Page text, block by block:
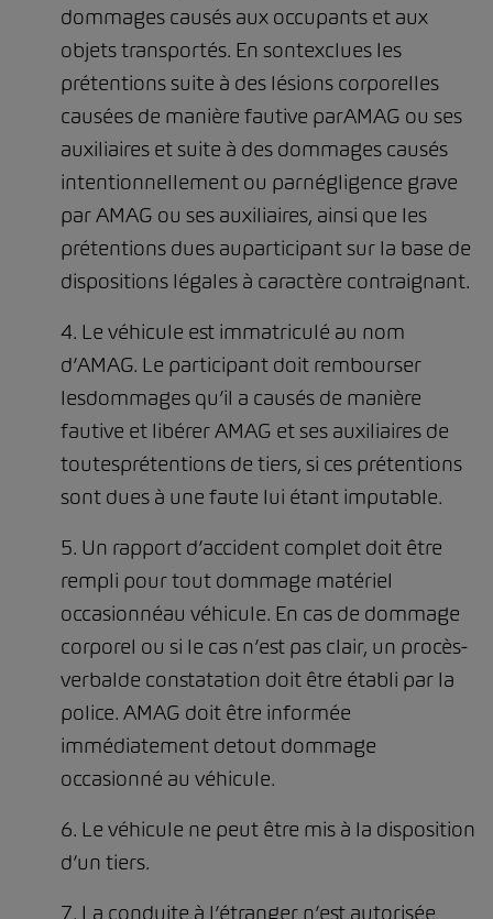
dommages causés aux occupants et aux
objets transportés. En sontexclues les
prétentions suite à des lésions corporelles
causées de manière fautive parAMAG ou ses
auxiliaires et suite à des dommages causés
intentionnellement ou parnégligence grave
par AMAG ou ses auxiliaires, ainsi que les
prétentions dues auparticipant sur la base de
dispositions légales à caractère contraignant.
4. Le véhicule est immatriculé au nom
d’AMAG. Le participant doit rembourser
lesdommages qu’il a causés de manière
fautive et libérer AMAG et ses auxiliaires de
toutesprétentions de tiers, si ces prétentions
sont dues à une faute lui étant imputable.
5. Un rapport d’accident complet doit être
rempli pour tout dommage matériel
occasionnéau véhicule. En cas de dommage
corporel ou si le cas n’est pas clair, un procès-
verbalde constatation doit être établi par la
police. AMAG doit être informée
immédiatement detout dommage
occasionné au véhicule.
6. Le véhicule ne peut être mis à la disposition
d’un tiers.
7. La conduite à l’étranger n’est autorisée